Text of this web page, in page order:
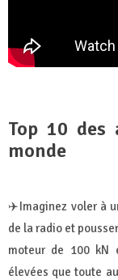
Top 10
monde
✈️Imaginez voler à
de la radio et
moteur de 100 kN
élevées que toute